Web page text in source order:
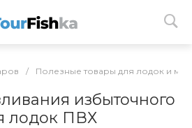
/ Полезные товары для лодок и
избыточного
лодок ПВХ